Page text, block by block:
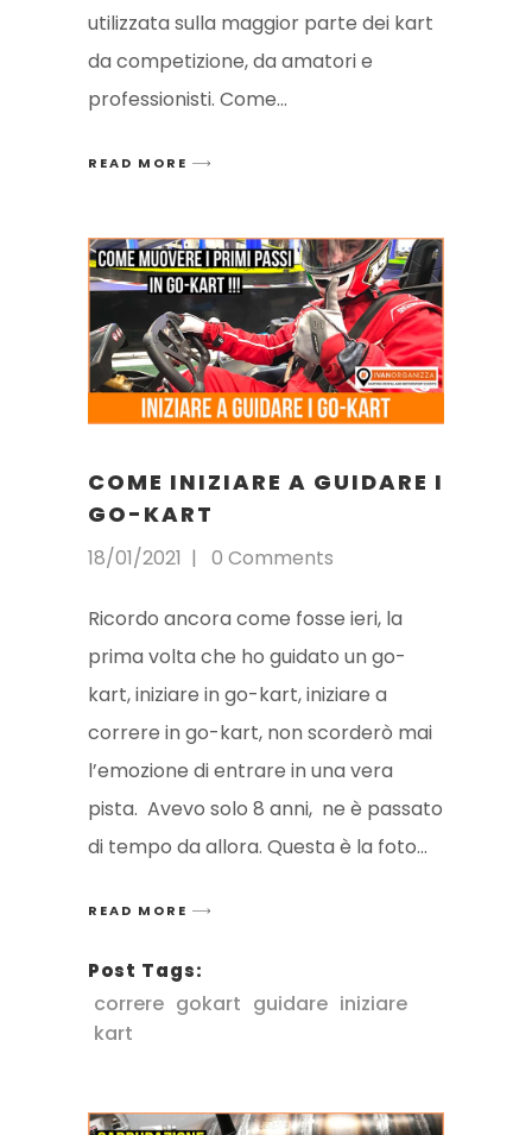
utilizzata sulla maggior parte dei kart
da competizione, da amatori e
professionisti. Come
READ MORE
COME INIZIARE A GUIDARE I
GO-KART
18/01/2021 0 Comments
Ricordo ancora come fosse ieri, la
prima volta che ho guidato un go-
kart, iniziare in go-kart, iniziare a
correre in go-kart, non scorderò mai
l’emozione di entrare in una vera
pista. Avevo solo 8 anni, ne è passato
di tempo da allora. Questa è la foto
READ MORE
Post Tags:
correre gokart guidare iniziare
kart